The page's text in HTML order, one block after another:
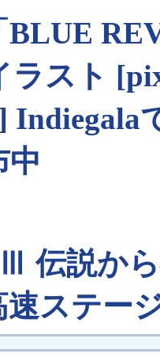
BLUE
ラスト
Indiegala
中
伝説か
速ステー